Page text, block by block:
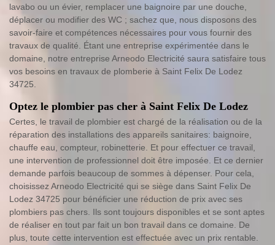
lavabo ou un évier, remplacer une baignoire par une douche,
déplacer ou modifier des WC ; sachez que, nous disposons des
savoir-faire et compétences nécessaires pour vous fournir des
travaux de qualité. Étant une entreprise expérimentée dans le
domaine, notre entreprise Arneodo Electricité saura satisfaire tous
vos besoins en travaux de plomberie à Saint Felix De Lodez
34725.
Optez le plombier pas cher à Saint Felix De Lodez
Certes, le travail de plombier est chargé de la réalisation ou de la
réparation des installations des appareils sanitaires: baignoire,
chauffe eau, compteur, robinetterie. Et pour effectuer ce travail,
une intervention de professionnel doit être imposée. Et ce dernier
demande parfois beaucoup de sommes à dépenser. Pour cela,
choisissez Arneodo Electricité qui se siège dans Saint Felix De
Lodez 34725 pour bénéficier une réduction de prix avec ses
plombiers pas chers. Ils sont toujours disponibles et se sont aptes
de réaliser en tout par fait un bon travail dans ce domaine. De
plus, toute cette intervention est effectuée avec un prix rentable.